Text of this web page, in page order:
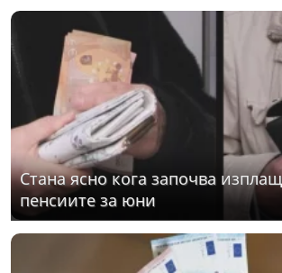
Стана ясно кога започва
пенсиите за юни